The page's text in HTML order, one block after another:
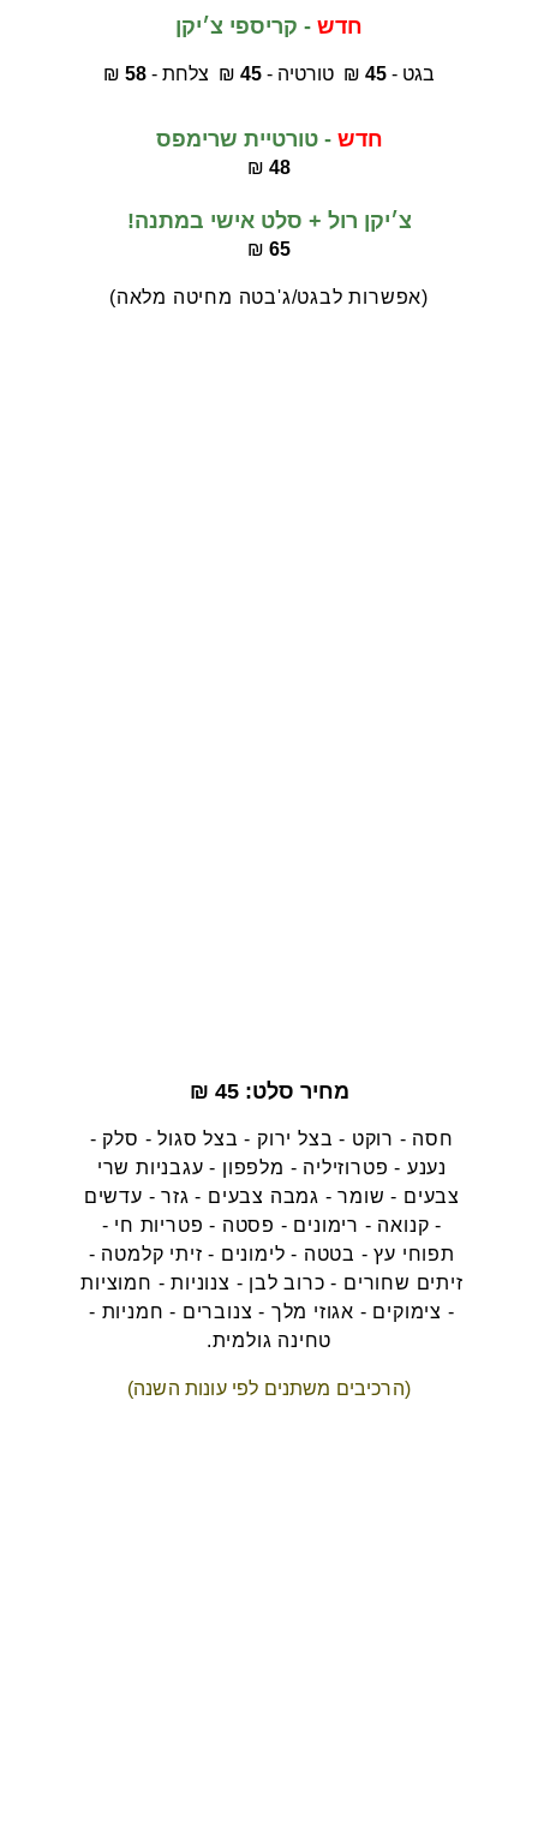
חדש - קריספי צ׳יקן
בגט - 45 ₪  טורטיה - 45 ₪  צלחת - 58
₪
חדש - טורטיית שרימפס
₪ 48
צ׳יקן רול + סלט אישי במתנה!
₪ 65
(אפשרות לבגט/ג'בטה מחיטה מלאה)
מחיר סלט: 45 ₪
חסה - רוקט - בצל ירוק - בצל סגול - סלק -
נענע - פטרוזיליה - מלפפון - עגבניות שרי
צבעים - שומר - גמבה צבעים - גזר - עדשים
- קנואה - רימונים - פסטה - פטריות חי -
תפוחי עץ - בטטה - לימונים - זיתי קלמטה -
זיתים שחורים - כרוב לבן - צנוניות - חמוציות
- צימוקים - אגוזי מלך - צנוברים - חמניות -
טחינה גולמית.
(הרכיבים משתנים לפי עונות השנה)